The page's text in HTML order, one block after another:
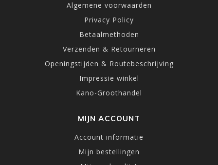
Algemene voorwaarden
Privacy Policy
Betaalmethoden
Verzenden & Retourneren
Openingstijden & Routebeschrijving
Impressie winkel
Kano-Groothandel
MIJN ACCOUNT
Account informatie
Mijn bestellingen